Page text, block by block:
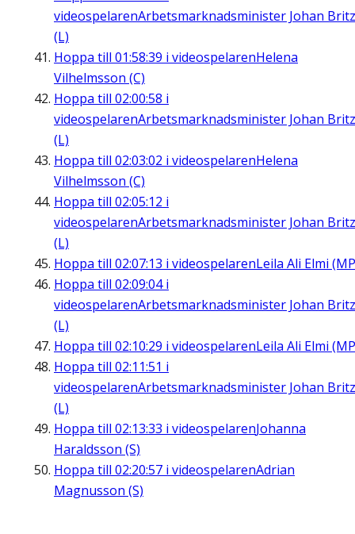
videospelarenArbetsmarknadsminister Johan Britz
(L)
Hoppa till 01:58:39 i videospelarenHelena
Vilhelmsson (C)
Hoppa till 02:00:58 i
videospelarenArbetsmarknadsminister Johan Britz
(L)
Hoppa till 02:03:02 i videospelarenHelena
Vilhelmsson (C)
Hoppa till 02:05:12 i
videospelarenArbetsmarknadsminister Johan Britz
(L)
Hoppa till 02:07:13 i videospelarenLeila Ali Elmi
Hoppa till 02:09:04i
videospelarenArbetsmarknadsminister Johan Britz
(L)
Hoppa till 02:10:29 i videospelarenLeila Ali Elmi
Hoppa till 02:11:51 i
videospelarenArbetsmarknadsminister Johan Britz
(L)
Hoppa till 02:13:33 i videospelarenJohanna
Haraldsson (S)
Hoppa till 02:20:57 i videospelarenAdrian
Magnusson (S)